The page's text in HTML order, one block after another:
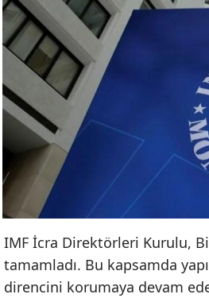
IMF İcra Direktörleri Kurulu,
tamamladı. Bu kapsamda
direncini korumaya devam